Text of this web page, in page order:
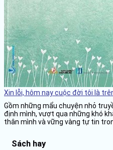
Xin lỗi, hôm nay cuộc đời tôi là
Gồm những mẩu chuyện nhỏ
định mình, vượt qua những khó
thân mình và vững vàng tự tin
Sách hay